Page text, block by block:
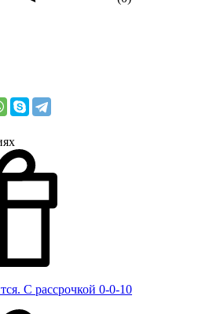
С рассрочкой 0-0-10